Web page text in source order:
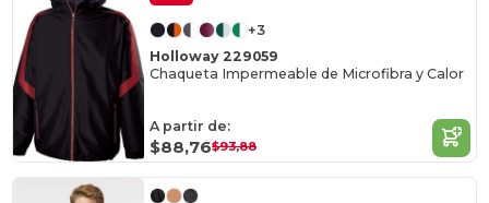
+3
Holloway 229059
Chaqueta Impermeable de Microfibra y Calor
A partir de:
$88,76$93,88